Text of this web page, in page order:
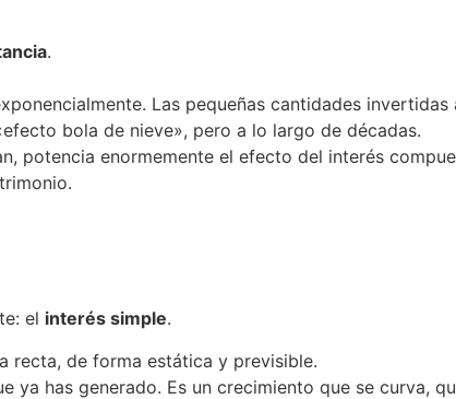
.
Las pequeñas cantidades invertidas
bola de nieve», pero a lo largo de décadas.
potencia enormemente el efecto del interés
el interés simple.
recta, de forma estática y previsible.
ya has generado. Es un crecimiento que se curva,